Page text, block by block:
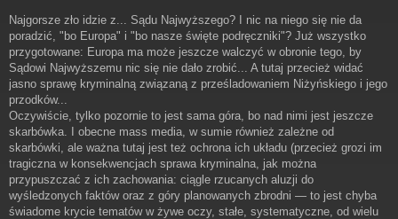
Najgorsze zło idzie z... Sądu Najwyższego? I nic na niego się nie da
poradzić, "bo Europa" i "bo nasze święte podręczniki"? Już wszystko
przygotowane: Europa ma może jeszcze walczyć w obronie tego, by
Sądowi Najwyższemu nic się nie dało zrobić... A tutaj przecież widać
jasno sprawę kryminalną związaną z prześladowaniem Niżyńskiego i jego
przodków...
Oczywiście, tylko pozornie to jest sama góra, bo nad nimi jest jeszcze
skarbówka. I obecne mass media, w sumie również zależne od
skarbówki, ale ważna tutaj jest też ochrona ich układu (przecież grozi im
tragiczna w konsekwencjach sprawa kryminalna, jak można
przypuszczać z ich zachowania: ciągle rzucanych aluzji do
wyśledzonych faktów oraz z góry planowanych zbrodni — to jest chyba
świadome krycie tematów w żywe oczy, stałe, systematyczne, od wielu